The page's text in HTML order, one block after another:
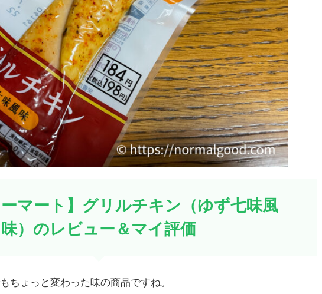
ーマート】グリルチキン（ゆず七味風
味）のレビュー＆マイ評価
ちょっと変わった味の商品ですね。